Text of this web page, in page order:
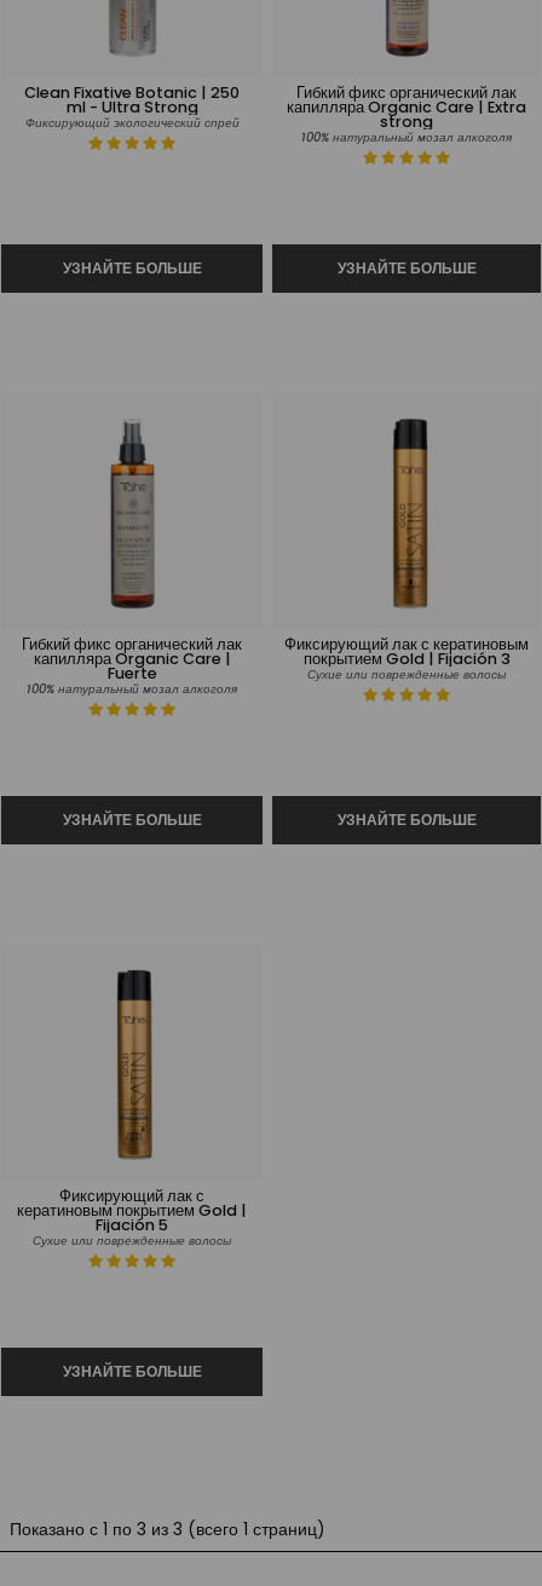
Clean Fixative Botanic | 250
ml - Ultra Strong
Фиксирующий экологический спрей
Гибкий фикс органический лак
капилляра Organic Care | Extra
strong
100% натуральный мозал алкоголя
Гибкий фикс органический лак
капилляра Organic Care |
Fuerte
100% натуральный мозал алкоголя
Фиксирующий лак с кератиновым
покрытием Gold | Fijación 3
Сухие или поврежденные волосы
Фиксирующий лак с
кератиновым покрытием Gold |
Fijación 5
Сухие или поврежденные волосы
Показано с 1 по 3 из 3 (всего 1 страниц)